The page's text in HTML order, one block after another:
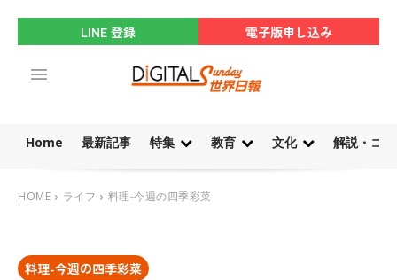
LINE 登録 電子版申し込み
Home 最新記事 特集 教育 文化 解説・コ
HOME ライフ 料理-今週の四季彩菜
料理-今週の四季彩菜